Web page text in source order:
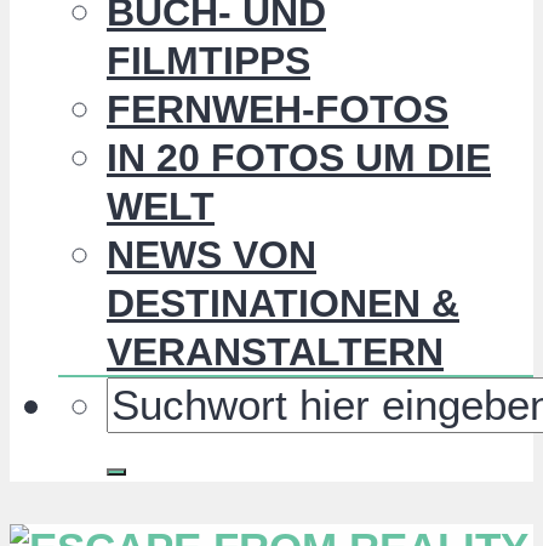
BUCH- UND
FILMTIPPS
FERNWEH-FOTOS
IN 20 FOTOS UM DIE
WELT
NEWS VON
DESTINATIONEN &
VERANSTALTERN